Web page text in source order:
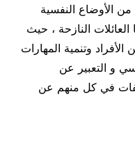
الأوضاع النفسية
العائلات النازحة ، حيث
وتنمية المهارات
و التعبير عن
في كل منهم عن